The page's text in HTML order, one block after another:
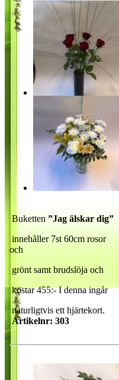
Buketten ”Jag älskar dig”
innehåller 7st 60cm rosor
och
grönt samt brudslöja och
kostar 455:- I denna ingår
naturligtvis ett hjärtekort.
Artikelnr: 303